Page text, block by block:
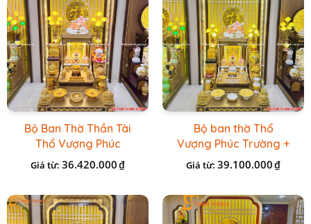
Bộ Ban Thờ Thần Tài
Thổ Vượng Phúc
Trường + Bộ Đồ Sứ
Cao Cấp Gấm Vàng
Giá từ: 36.420.000₫
Bộ ban thờ Thổ
Vượng Phúc Trường +
Đồ Sứ Vàng Đá Cao
Giá từ: 39.100.000₫